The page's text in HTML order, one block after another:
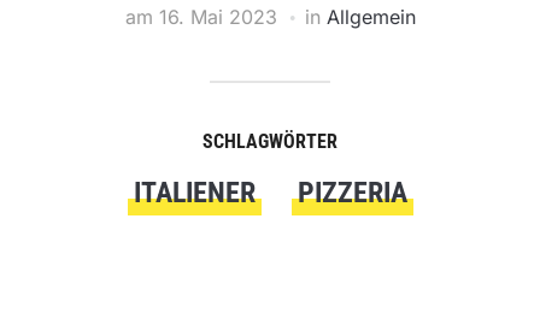
am 16. Mai 2023 in Allgemein
SCHLAGWÖRTER
ITALIENER PIZZERIA